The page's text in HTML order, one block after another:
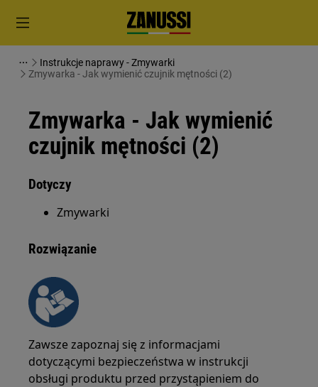
Instrukcje naprawy - Zmywarki
Zmywarka - Jak wymienić czujnik mętności (2)
Zmywarka - Jak wymienić
czujnik mętności (2)
Dotyczy
Zmywarki
Rozwiązanie
Zawsze zapoznaj się z informacjami
dotyczącymi bezpieczeństwa w instrukcji
obsługi produktu przed przystąpieniem do